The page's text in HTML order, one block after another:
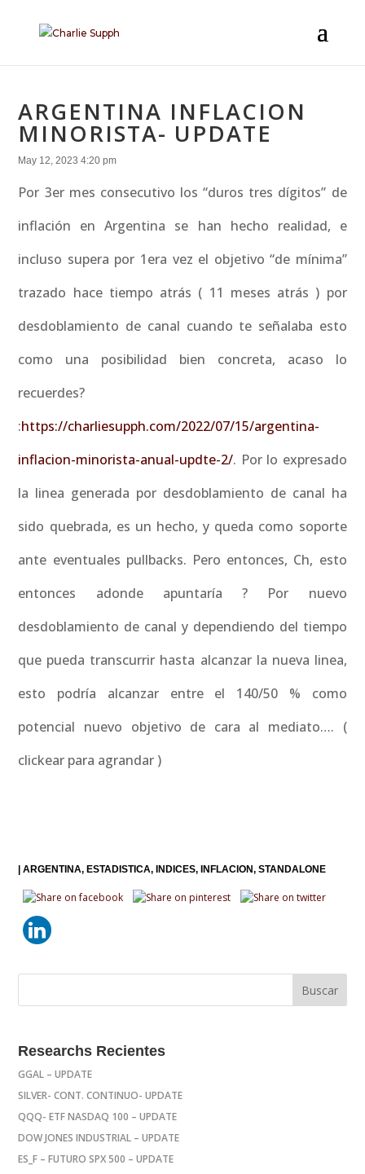
ARGENTINA INFLACION
MINORISTA- UPDATE
May 12, 2023 4:20 pm
Por 3er mes consecutivo los “duros tres dígitos” de
inflación en Argentina se han hecho realidad, e
incluso supera por 1era vez el objetivo “de mínima”
trazado hace tiempo atrás ( 11 meses atrás ) por
desdoblamiento de canal cuando te señalaba esto
como una posibilidad bien concreta, acaso lo
recuerdes?
:https://charliesupph.com/2022/07/15/argentina-
inflacion-minorista-anual-updte-2/. Por lo expresado
la linea generada por desdoblamiento de canal ha
sido quebrada, es un hecho, y queda como soporte
ante eventuales pullbacks. Pero entonces, Ch, esto
entonces adonde apuntaría ? Por nuevo
desdoblamiento de canal y dependiendo del tiempo
que pueda transcurrir hasta alcanzar la nueva linea,
esto podría alcanzar entre el 140/50 % como
potencial nuevo objetivo de cara al mediato…. (
clickear para agrandar )
|ARGENTINA ESTADISTICA INDICES INFLACION STANDALONE
Researchs Recientes
GGAL – UPDATE
SILVER- CONT. CONTINUO- UPDATE
QQQ- ETF NASDAQ 100 – UPDATE
DOW JONES INDUSTRIAL – UPDATE
ES_F – FUTURO SPX 500 – UPDATE